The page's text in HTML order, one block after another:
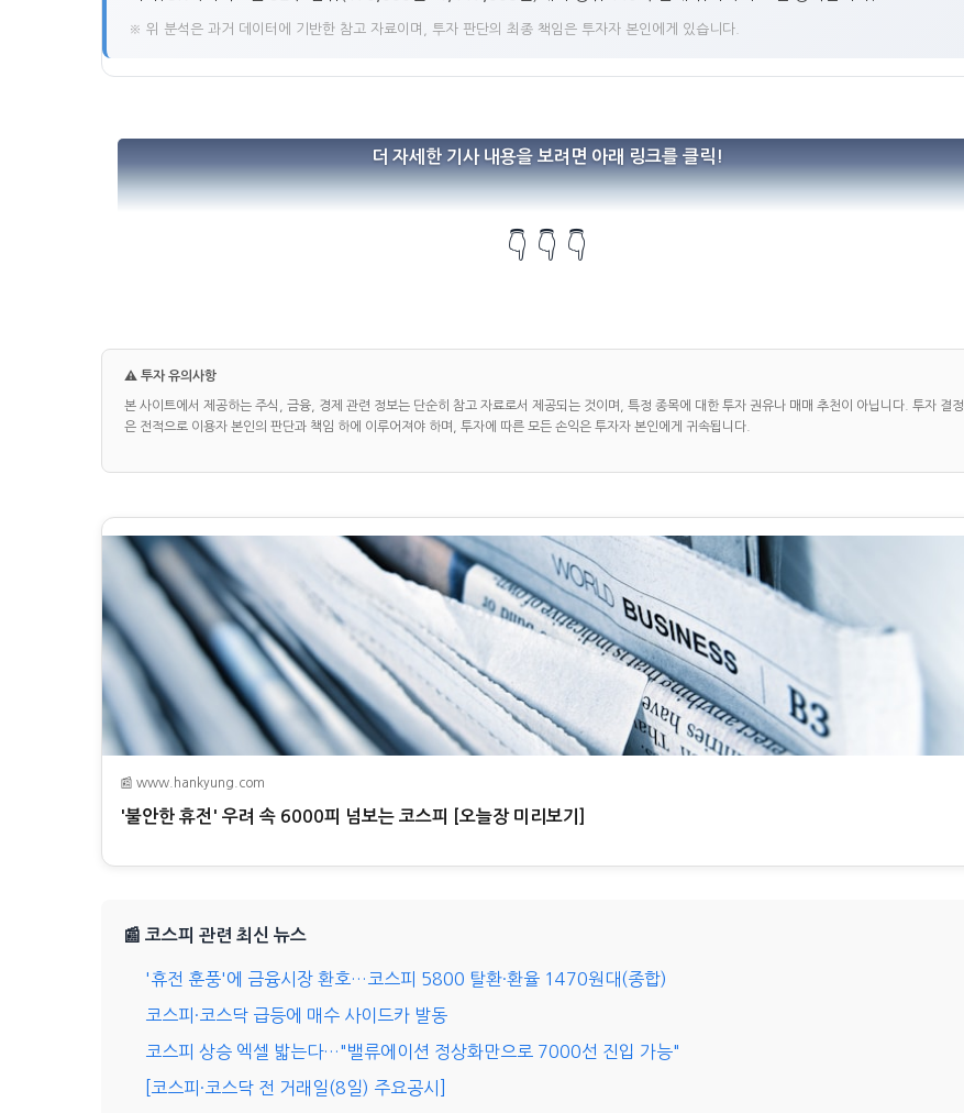
※ 위 분석은 과거 데이터에 기반한 참고 자료이며, 투자 판단의 최종 책임은 투자자 본인에게 있습니다.
더 자세한 기사 내용을 보려면 아래 링크를 클릭!
👇 👇 👇
⚠️ 투자 유의사항
본 사이트에서 제공하는 주식, 금융, 경제 관련 정보는 단순히 참고 자료로서 제공되는 것이며, 특정 종목에 대한 투자 권유나 매매 추천이 아닙니다. 투자 결정
은 전적으로 이용자 본인의 판단과 책임 하에 이루어져야 하며, 투자에 따른 모든 손익은 투자자 본인에게 귀속됩니다.
📰 www.hankyung.com
'불안한 휴전' 우려 속 6000피 넘보는 코스피 [오늘장 미리보기]
📰 코스피 관련 최신 뉴스
'휴전 훈풍'에 금융시장 환호…코스피 5800 탈환·환율 1470원대(종합)
코스피·코스닥 급등에 매수 사이드카 발동
코스피 상승 엑셀 밟는다…"밸류에이션 정상화만으로 7000선 진입 가능"
[코스피·코스닥 전 거래일(8일) 주요공시]